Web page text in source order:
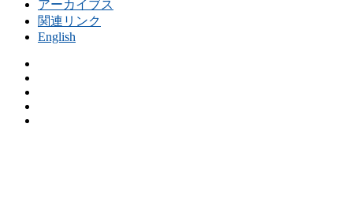
アーカイブス
関連リンク
English